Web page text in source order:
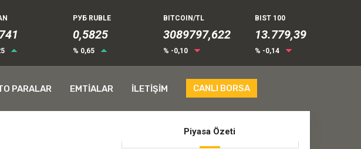
РУБ RUBLE
0,5832
% 0,65
BITCOIN/TL
3089797,622
% -0,10
BIST 100
13.779,39
% -0,14
PARALAR EMTİALAR İLETİŞİM CANLI BORSA
Piyasa Özeti